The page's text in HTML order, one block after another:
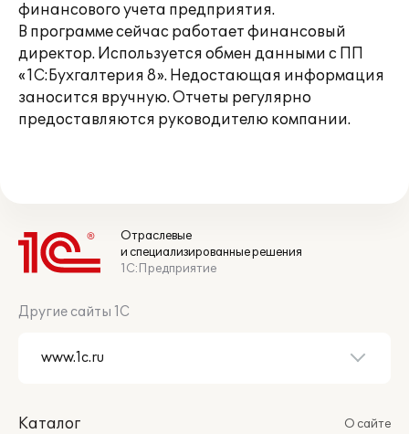
финансового учета предприятия.
В программе сейчас работает финансовый
директор. Используется обмен данными с ПП
«1С:Бухгалтерия 8». Недостающая информация
заносится вручную. Отчеты регулярно
предоставляются руководителю компании.
Отраслевые
и специализированные решения
1С:Предприятие
Другие сайты 1С
Каталог
О сайте